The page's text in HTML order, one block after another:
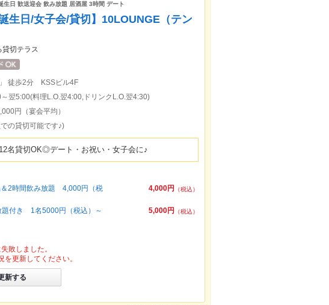
日 歓送迎会 飲み放題 居酒屋 3時間 デート
生日/女子会/貸切】10LOUNGE（テン
貸切テラス
徒歩2分 KSSビル4F
翌5:00(料理L.O.翌4:00,ドリンクL.O.翌4:30)
円（宴会平均）
の貸切可能です♪)
名貸切OK◎デート・お祝い・女子会に♪
4,000円
（税込）
2時間飲み放題 4,000円（税
5,000円
（税込）
付き 1名5000円（税込）～
敗しました。
更新してください。
新する